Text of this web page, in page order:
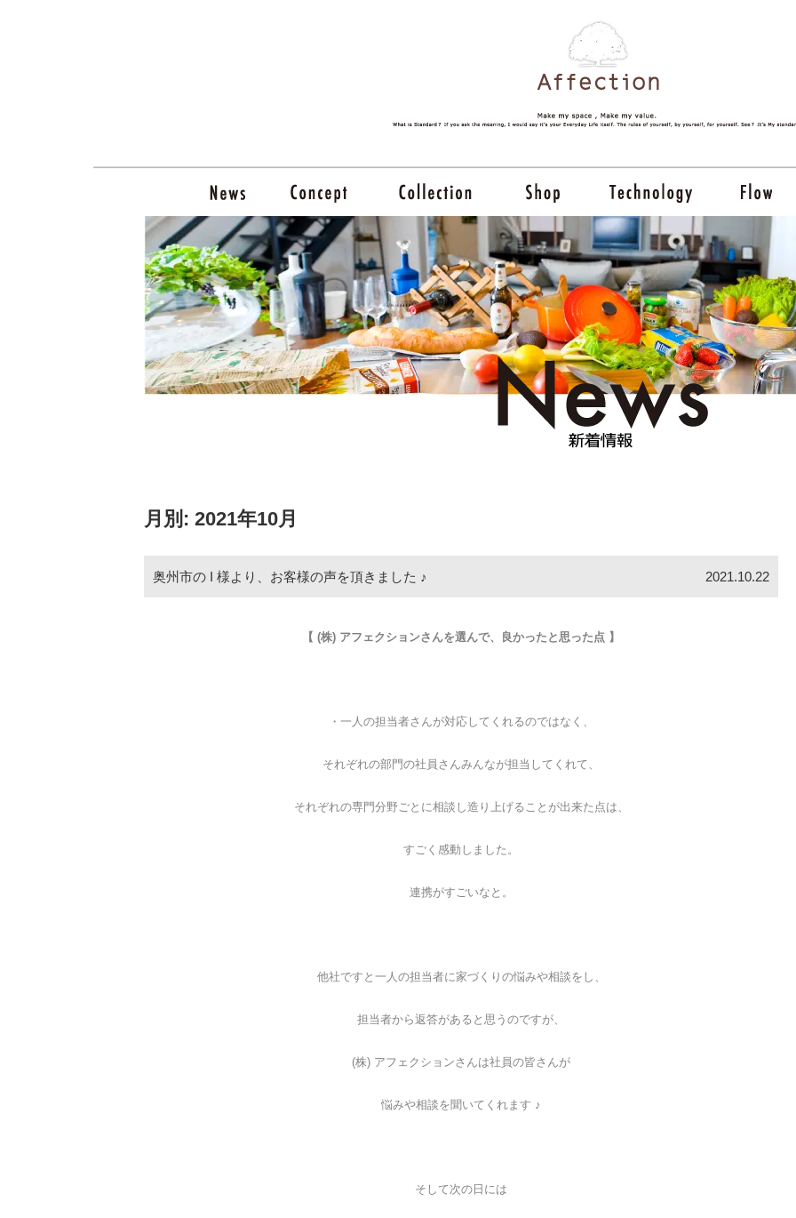
月別: 2021年10月
奥州市の I 様より、お客様の声を頂きました ♪ 2021.10.22
【 (株) アフェクションさんを選んで、良かったと思った点 】
・一人の担当者さんが対応してくれるのではなく、
それぞれの部門の社員さんみんなが担当してくれて、
それぞれの専門分野ごとに相談し造り上げることが出来た点は、
すごく感動しました。
連携がすごいなと。
他社ですと一人の担当者に家づくりの悩みや相談をし、
担当者から返答があると思うのですが、
(株) アフェクションさんは社員の皆さんが
悩みや相談を聞いてくれます ♪
そして次の日には